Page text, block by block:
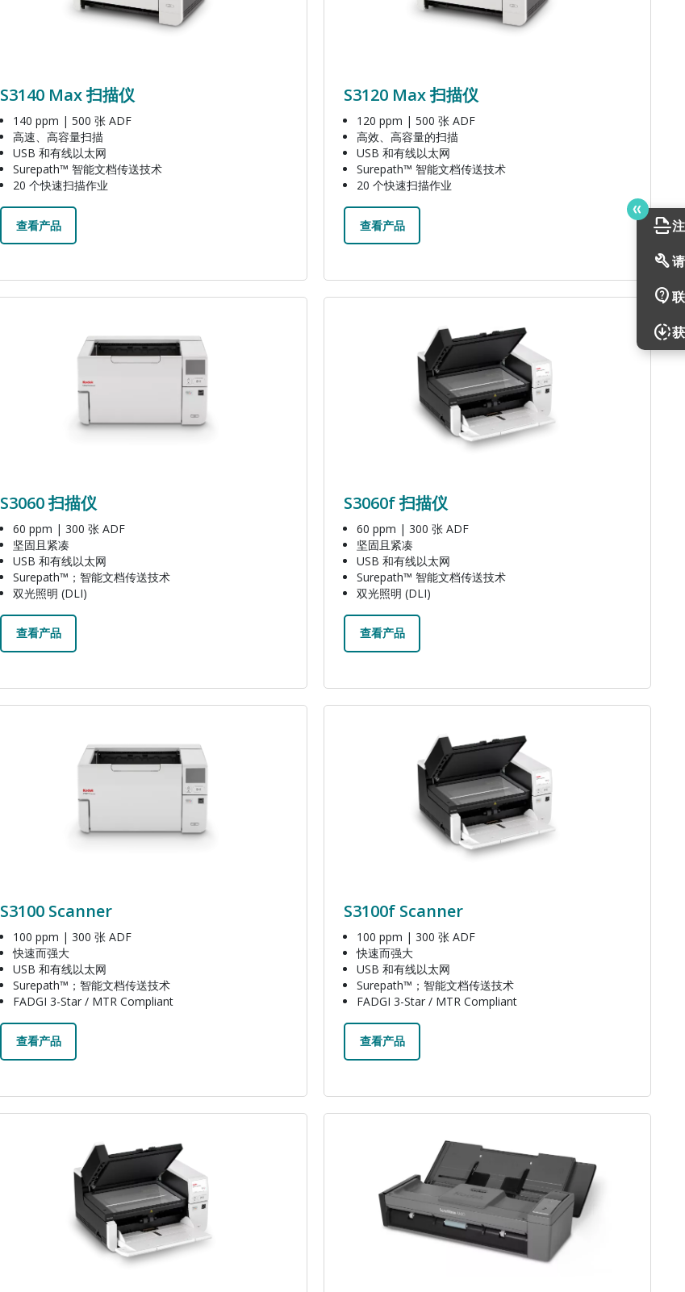
S3140 Max 扫描仪
140 ppm | 500 张 ADF
高速、高容量扫描
USB 和有线以太网
Surepath™ 智能文档传送技术
20 个快速扫描作业
查看产品
S3120 Max 扫描仪
120 ppm | 500 张 ADF
高效、高容量的扫描
USB 和有线以太网
Surepath™ 智能文档传送技术
20 个快速扫描作业
查看产品
S3060 扫描仪
60 ppm | 300 张 ADF
坚固且紧凑
USB 和有线以太网
Surepath™；智能文档传送技术
双光照明 (DLI)
查看产品
图像
S3060f 扫描仪
60 ppm | 300 张 ADF
坚固且紧凑
USB 和有线以太网
Surepath™ 智能文档传送技术
双光照明 (DLI)
查看产品
S3100 Scanner
100 ppm | 300 张 ADF
快速而强大
USB 和有线以太网
Surepath™；智能文档传送技术
FADGI 3-Star / MTR Compliant
查看产品
图像
S3100f Scanner
100 ppm | 300 张 ADF
快速而强大
USB 和有线以太网
Surepath™；智能文档传送技术
FADGI 3-Star / MTR Compliant
查看产品
图像
scan
build
contact_support
downloading